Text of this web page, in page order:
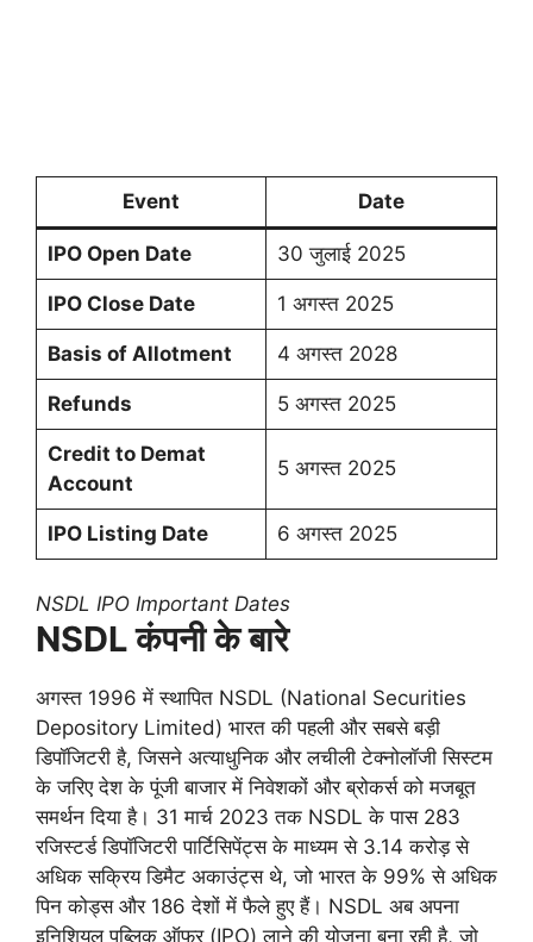
Event Date
IPO Open Date 30 जुलाई 2025
IPO Close Date 1 अगस्त 2025
Basis of Allotment 4 अगस्त 2028
Refunds 5 अगस्त 2025
Credit to Demat
Account
5 अगस्त 2025
IPO Listing Date 6 अगस्त 2025
NSDL IPO Important Dates
NSDL कंपनी के बारे
अगस्त 1996 में स्थापित NSDL (National Securities
Depository Limited) भारत की पहली और सबसे बड़ी
डिपॉजिटरी है, जिसने अत्याधुनिक और लचीली टेक्नोलॉजी सिस्टम
के जरिए देश के पूंजी बाजार में निवेशकों और ब्रोकर्स को मजबूत
समर्थन दिया है। 31 मार्च 2023 तक NSDL के पास 283
रजिस्टर्ड डिपॉजिटरी पार्टिसिपेंट्स के माध्यम से 3.14 करोड़ से
अधिक सक्रिय डिमैट अकाउंट्स थे, जो भारत के 99% से अधिक
पिन कोड्स और 186 देशों में फैले हुए हैं। NSDL अब अपना
इनिशियल पब्लिक ऑफर (IPO) लाने की योजना बना रही है, जो